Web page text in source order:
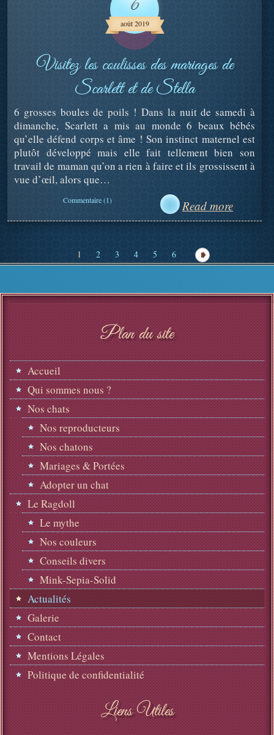
août 2019
Visitez les coulisses des mariages de
Scarlett et de Stella
6 grosses boules de poils ! Dans la nuit de samedi à
dimanche, Scarlett a mis au monde 6 beaux bébés
qu’elle défend corps et âme ! Son instinct maternel est
plutôt développé mais elle fait tellement bien son
travail de maman qu’on a rien à faire et ils grossissent à
vue d’œil, alors que…
Commentaire (1) Read more
1 2 3 4 5 6
Plan du site
Accueil
Qui sommes nous ?
Nos chats
Nos reproducteurs
Nos chatons
Mariages & Portées
Adopter un chat
Le Ragdoll
Le mythe
Nos couleurs
Conseils divers
Mink-Sepia-Solid
Actualités
Galerie
Contact
Mentions Légales
Politique de confidentialité
Liens Utiles